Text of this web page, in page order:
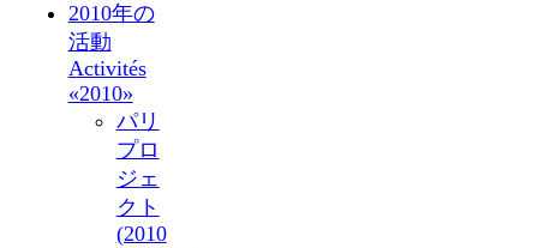
2010年の
活動
Activités
«2010»
パリ
プロ
ジェ
クト
(2010